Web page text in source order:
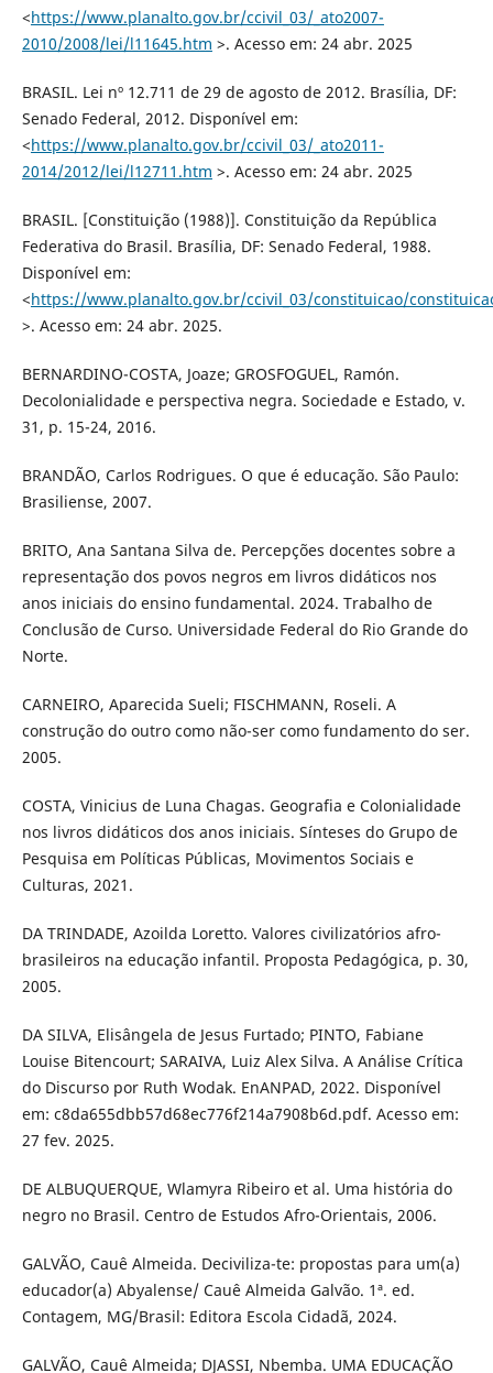
<https://www.planalto.gov.br/ccivil_03/_ato2007-
2010/2008/lei/l11645.htm >. Acesso em: 24 abr. 2025
BRASIL. Lei nº 12.711 de 29 de agosto de 2012. Brasília, DF:
Senado Federal, 2012. Disponível em:
<https://www.planalto.gov.br/ccivil_03/_ato2011-
2014/2012/lei/l12711.htm >. Acesso em: 24 abr. 2025
BRASIL. [Constituição (1988)]. Constituição da República
Federativa do Brasil. Brasília, DF: Senado Federal, 1988.
Disponível em:
<https://www.planalto.gov.br/ccivil_03/constituicao/
>. Acesso em: 24 abr. 2025.
BERNARDINO-COSTA, Joaze; GROSFOGUEL, Ramón.
Decolonialidade e perspectiva negra. Sociedade e Estado, v.
31, p. 15-24, 2016.
BRANDÃO, Carlos Rodrigues. O que é educação. São Paulo:
Brasiliense, 2007.
BRITO, Ana Santana Silva de. Percepções docentes sobre a
representação dos povos negros em livros didáticos nos
anos iniciais do ensino fundamental. 2024. Trabalho de
Conclusão de Curso. Universidade Federal do Rio Grande do
Norte.
CARNEIRO, Aparecida Sueli; FISCHMANN, Roseli. A
construção do outro como não-ser como fundamento do ser.
2005.
COSTA, Vinicius de Luna Chagas. Geografia e Colonialidade
nos livros didáticos dos anos iniciais. Sínteses do Grupo de
Pesquisa em Políticas Públicas, Movimentos Sociais e
Culturas, 2021.
DA TRINDADE, Azoilda Loretto. Valores civilizatórios afro-
brasileiros na educação infantil. Proposta Pedagógica, p. 30,
2005.
DA SILVA, Elisângela de Jesus Furtado; PINTO, Fabiane
Louise Bitencourt; SARAIVA, Luiz Alex Silva. A Análise Crítica
do Discurso por Ruth Wodak. EnANPAD, 2022. Disponível
em: c8da655dbb57d68ec776f214a7908b6d.pdf. Acesso em:
27 fev. 2025.
DE ALBUQUERQUE, Wlamyra Ribeiro et al. Uma história do
negro no Brasil. Centro de Estudos Afro-Orientais, 2006.
GALVÃO, Cauê Almeida. Deciviliza-te: propostas para um(a)
educador(a) Abyalense/ Cauê Almeida Galvão. 1ª. ed.
Contagem, MG/Brasil: Editora Escola Cidadã, 2024.
GALVÃO, Cauê Almeida; DJASSI, Nbemba. UMA EDUCAÇÃO